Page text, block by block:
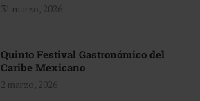
31 marzo, 2026
Quinto Festival Gastronómico del
Caribe Mexicano
2 marzo, 2026